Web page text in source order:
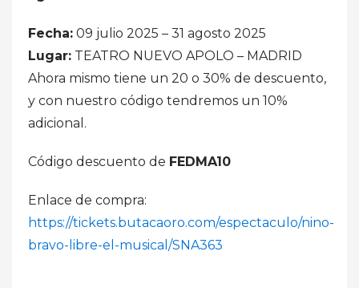
Fecha: 09 julio 2025 – 31 agosto 2025
Lugar: TEATRO NUEVO APOLO – MADRID
Ahora mismo tiene un 20 o 30% de descuento,
y con nuestro código tendremos un 10%
adicional.
Código descuento de FEDMA10
Enlace de compra:
https://tickets.butacaoro.com/espectaculo/nino-
bravo-libre-el-musical/SNA363